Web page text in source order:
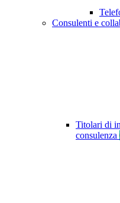
Consulenti e
Titolari di
consulenza